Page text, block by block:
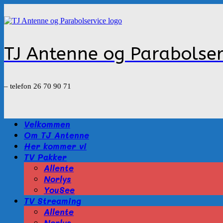
til
indhold
TJ Antenne og
– telefon 26 70 90 71
Velkommen
Om TJ Antenne
Her kommer vi
TV Pakker
Allente
Norlys
YouSee
TV Streaming
Allente